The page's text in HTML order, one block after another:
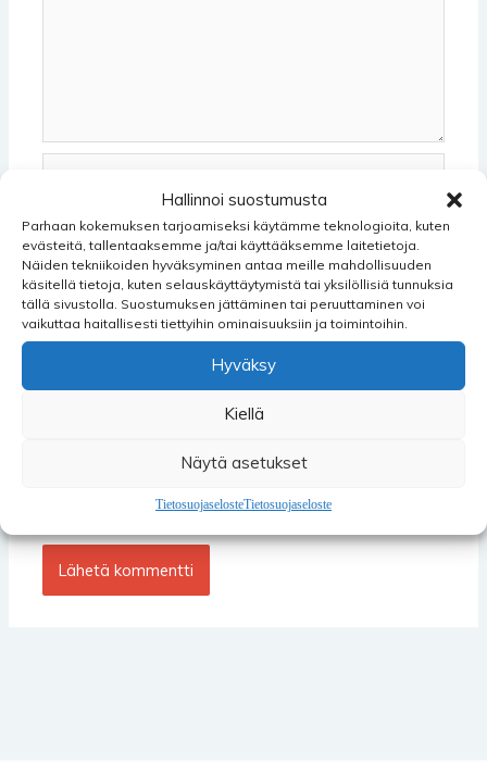
Hallinnoi suostumusta
Parhaan kokemuksen tarjoamiseksi käytämme teknologioita, kuten
evästeitä, tallentaaksemme ja/tai käyttääksemme laitetietoja.
Näiden tekniikoiden hyväksyminen antaa meille mahdollisuuden
käsitellä tietoja, kuten selauskäyttäytymistä tai yksilöllisiä tunnuksia
tällä sivustolla. Suostumuksen jättäminen tai peruuttaminen voi
vaikuttaa haitallisesti tiettyihin ominaisuuksiin ja toimintoihin.
Hyväksy
Kiellä
Näytä asetukset
TietosuojaselosteTietosuojaseloste
Name*
Email*
tähän selaimeen seuraavaa kommentointikertaa